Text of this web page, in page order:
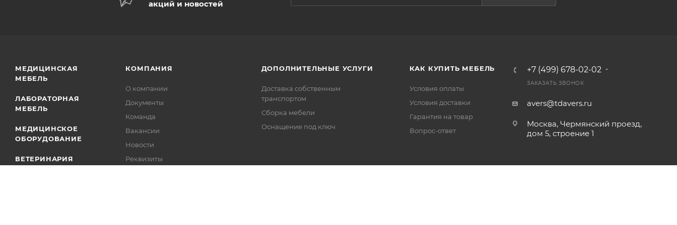
акций и новостей
МЕДИЦИНСКАЯ
МЕБЕЛЬ
ЛАБОРАТОРНАЯ
МЕБЕЛЬ
МЕДИЦИНСКОЕ
ОБОРУДОВАНИЕ
ВЕТЕРИНАРИЯ
КОМПАНИЯ
О компании
Документы
Команда
Вакансии
Новости
Реквизиты
ДОПОЛНИТЕЛЬНЫЕ УСЛУГИ
Доставка собственным
транспортом
Сборка мебели
Оснащение под ключ
КАК КУПИТЬ МЕБЕЛЬ
Условия оплаты
Условия доставки
Гарантия на товар
Вопрос-ответ
+7 (499) 678-02-02
ЗАКАЗАТЬ ЗВОНОК
avers@tdavers.ru
Москва, Чермянский проезд,
дом 5, строение 1